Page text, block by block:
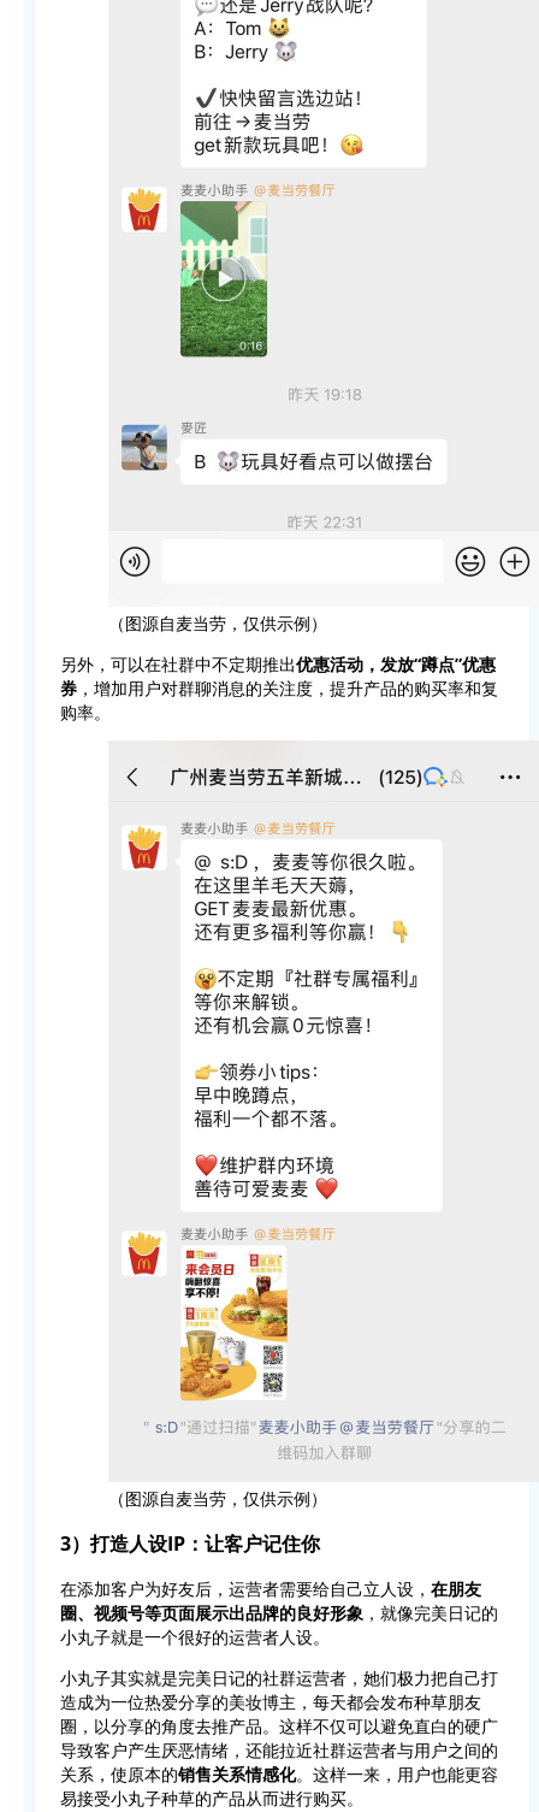
（图源自麦当劳，仅供示例）
另外，可以在社群中不定期推出优惠活动，发放“蹲点”优惠
券 ，增加用户对群聊消息的关注度，提升产品的购买率和复
购率。
（图源自麦当劳，仅供示例）
3）打造人设IP：让客户记住你
在添加客户为好友后，运营者需要给自己立人设， 在朋友
圈、视频号等页面展示出品牌的良好形象 ，就像完美日记的
小丸子就是一个很好的运营者人设。
小丸子其实就是完美日记的社群运营者，她们极力把自己打
造成为一位热爱分享的美妆博主，每天都会发布种草朋友
圈，以分享的角度去推产品。这样不仅可以避免直白的硬广
导致客户产生厌恶情绪，还能拉近社群运营者与用户之间的
关系，使原本的销售关系情感化。这样一来，用户也能更容
易接受小丸子种草的产品从而进行购买。